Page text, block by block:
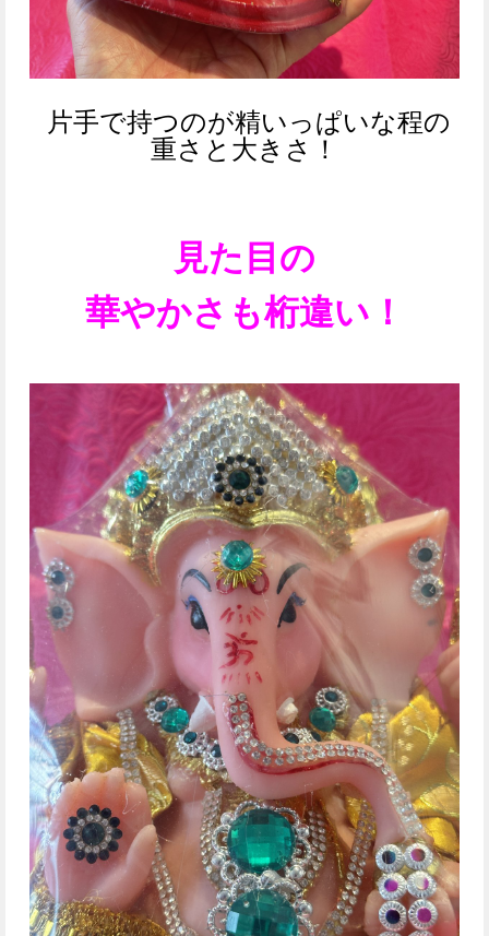
片手で持つのが精いっぱいな程の
重さと大きさ！
見た目の
華やかさも桁違い！